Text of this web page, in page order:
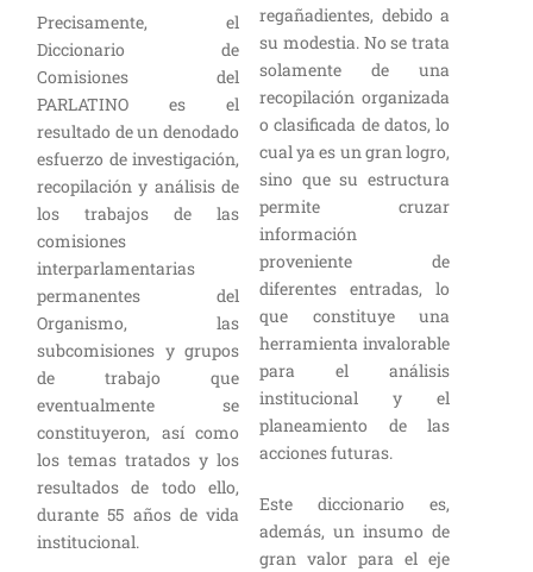
Precisamente, el
Diccionario de
Comisiones del
PARLATINO es el
resultado de un denodado
esfuerzo de investigación,
recopilación y análisis de
los trabajos de las
comisiones
interparlamentarias
permanentes del
Organismo, las
subcomisiones y grupos
de trabajo que
eventualmente se
constituyeron, así como
los temas tratados y los
resultados de todo ello,
durante 55 años de vida
institucional.
regañadientes, debido a
su modestia. No se trata
solamente de una
recopilación organizada
o clasificada de datos, lo
cual ya es un gran logro,
sino que su estructura
permite cruzar
información
proveniente de
diferentes entradas, lo
que constituye una
herramienta invalorable
para el análisis
institucional y el
planeamiento de las
acciones futuras.
Este diccionario es,
además, un insumo de
gran valor para el eje